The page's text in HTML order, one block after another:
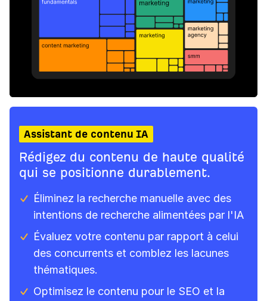
Assistant de contenu IA
Rédigez du contenu de haute qualité
qui se positionne durablement.
Éliminez la recherche manuelle avec des
intentions de recherche alimentées par l'IA
Évaluez votre contenu par rapport à celui
des concurrents et comblez les lacunes
thématiques.
Optimisez le contenu pour le SEO et la